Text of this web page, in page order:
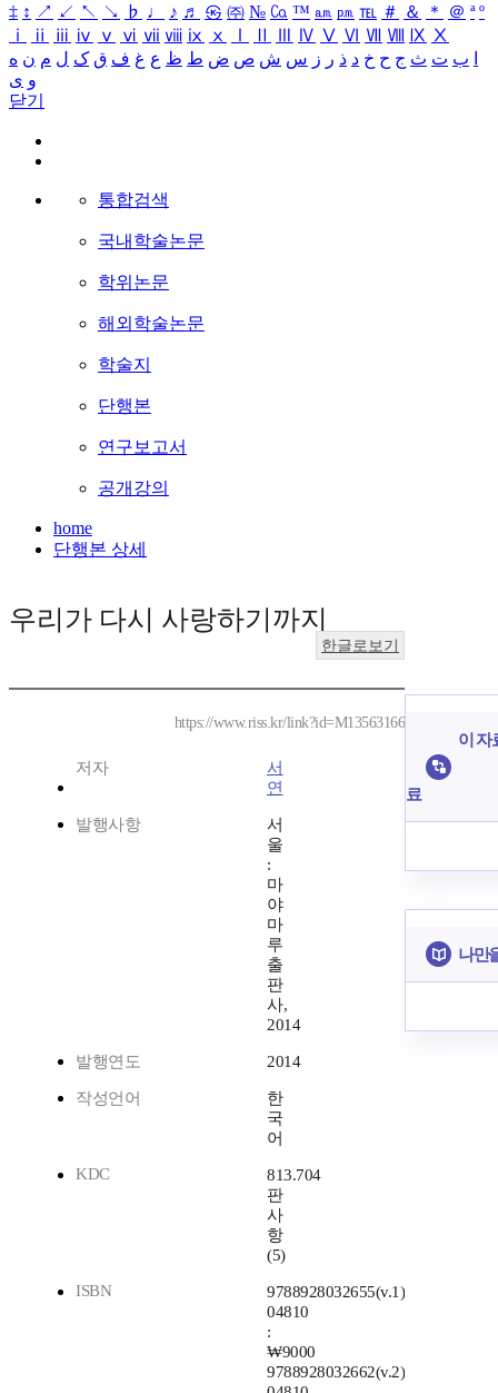
‡ ↕ ↗ ↙ ↖ ↘ ♭ ♩ ♪ ♬ ㉿ ㈜ № ㏇ ™ ㏂ ㏘ ℡ ＃ ＆ ＊ ＠ ª º
ⅰ
ⅱ ⅲ ⅳ ⅴ ⅵ ⅶ ⅷ ⅸ ⅹ Ⅳ Ⅴ Ⅵ Ⅶ Ⅷ Ⅸ Ⅹ
ب ت ث ج ح خ د ذ ر ز س ش ص ض ط ظ ع غ ف ق ک ل م ن ه
و ی
닫기
통합검색
국내학술논문
학위논문
해외학술논문
학술지
단행본
연구보고서
공개강의
home
단행본 상세
우리가 다시 사랑하기까지
한글로보기
https://www.riss.kr/link?id=M13563166
저자
서
연
발행사항
서
울
:
마
야
마
루
출
판
사,
2014
발행연도 2014
작성언어
한
국
어
KDC
813.704
판
사
항
(5)
ISBN
9788928032655(v.1)
04810
:
₩9000
9788928032662(v.2)
이 자
료
나만